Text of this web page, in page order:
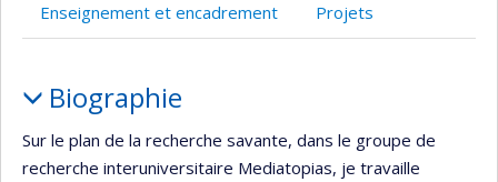
Enseignement et encadrement Projets
Biographie
Sur le plan de la recherche savante, dans le groupe de
recherche interuniversitaire Mediatopias, je travaille